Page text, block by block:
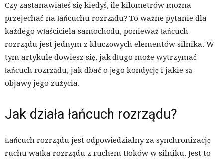
Czy zastanawiałeś się kiedyś, ile kilometrów można
przejechać na łańcuchu rozrządu? To ważne pytanie dla
każdego właściciela samochodu, ponieważ łańcuch
rozrządu jest jednym z kluczowych elementów silnika. W
tym artykule dowiesz się, jak długo może wytrzymać
łańcuch rozrządu, jak dbać o jego kondycję i jakie są
objawy jego zużycia.
Jak działa łańcuch rozrządu?
Łańcuch rozrządu jest odpowiedzialny za synchronizację
ruchu wałka rozrządu z ruchem tłoków w silniku. Jest to